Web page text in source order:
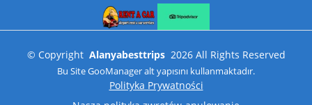
© Copyright Alanyabesttrips 2026 All Rights Reserved
Bu SiteGooManageralt yapısını kullanmaktadır.
Polityka Prywatności